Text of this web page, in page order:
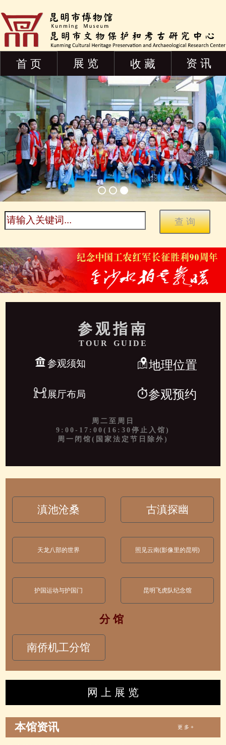
首 页 展 览 收 藏 资 讯
参观指南
TOUR GUIDE
参观须知 地理位置
展厅布局 参观预约
周二至周日
9:00-17:00(16:30停止入馆)
周一闭馆(国家法定节日除外)
滇池沧桑 古滇探幽
天龙八部的世界 照见云南(影像里的昆明)
护国运动与护国门 昆明飞虎队纪念馆
分 馆
南侨机工分馆
网 上 展 览
本馆资讯 更 多 +